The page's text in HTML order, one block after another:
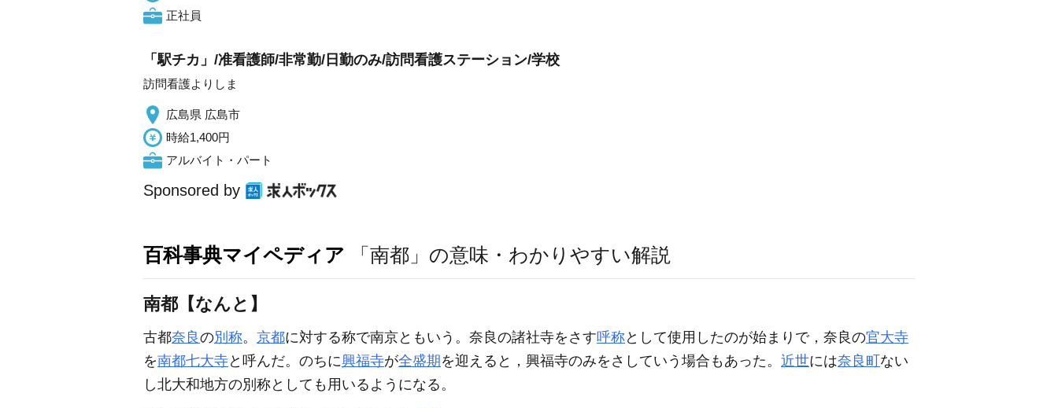
正社員
「駅チカ」/准看護師/非常勤/日勤のみ/訪問看護ステーション/学校
訪問看護よりしま
広島県 広島市
時給1,400円
アルバイト・パート
Sponsored by
百科事典マイペディア 「南都」の意味・わかりやすい解説
南都【なんと】
古都奈良の別称。 京都に対する称で南京ともいう。奈良の諸社寺をさす呼称として使用したのが始まりで，奈良の官大寺
を南都七大寺と呼んだ。のちに興福寺が全盛期を迎えると，興福寺のみをさしていう場合もあった。 近世には奈良町ない
し北大和地方の別称としても用いるようになる。